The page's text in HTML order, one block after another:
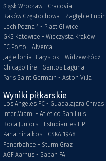
Śląsk Wrocław - Cracovia
Raków Częstochowa - Zagłębie Lubin
Lech Poznań - Piast Gliwice
GKS Katowice - Wieczysta Kraków
FC Porto - Alverca
Jagiellonia Białystok - Widzew Łódź
Chicago Fire - Santos Laguna
Paris Saint Germain - Aston Villa
Wyniki piłkarskie
Los Angeles FC - Guadalajara Chivas
Inter Miami - Atlético San Luis
Boca Juniors - Estudiantes L.P.
Panathinaikos - CSKA 1948
Fenerbahce - Sturm Graz
AGF Aarhus - Sabah FA